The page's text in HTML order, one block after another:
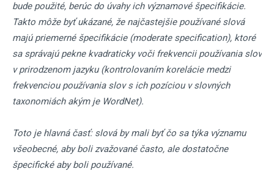
bude použité, berúc do úvahy ich významové špecifikácie.
Takto môže byť ukázané, že najčastejšie používané slová
majú priemerné špecifikácie (moderate specification), ktoré
sa správajú pekne kvadraticky voči frekvencii používania slov
v prirodzenom jazyku (kontrolovaním korelácie medzi
frekvenciou používania slov s ich pozíciou v slovných
taxonomiách akým je WordNet).
Toto je hlavná časť: slová by mali byť čo sa týka významu
všeobecné, aby boli zvažované často, ale dostatočne
špecifické aby boli používané.